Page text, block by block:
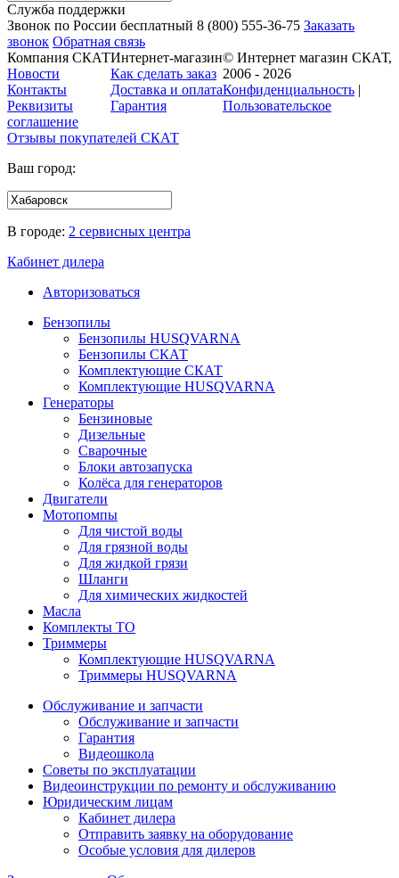
Служба поддержки
Звонок по России бесплатный 8 (800) 555-36-75 Заказать
звонок Обратная связь
Компания СКАТ
Новости
Контакты
Реквизиты
Интернет-магазин
Как сделать заказ
Доставка и оплата
Гарантия
© Интернет магазин СКАТ,
2006 - 2026
Конфиденциальность |
Пользовательское
соглашение
Отзывы покупателей СКАТ
Ваш город:
В городе: 2 сервисных центра
Кабинет дилера
Авторизоваться
Бензопилы
Бензопилы HUSQVARNA
Бензопилы СКАТ
Комплектующие СКАТ
Комплектующие HUSQVARNA
Генераторы
Бензиновые
Дизельные
Сварочные
Блоки автозапуска
Колёса для генераторов
Двигатели
Мотопомпы
Для чистой воды
Для грязной воды
Для жидкой грязи
Шланги
Для химических жидкостей
Масла
Комплекты ТО
Триммеры
Комплектующие HUSQVARNA
Триммеры HUSQVARNA
Обслуживание и запчасти
Обслуживание и запчасти
Гарантия
Видеошкола
Советы по эксплуатации
Видеоинструкции по ремонту и обслуживанию
Юридическим лицам
Кабинет дилера
Отправить заявку на оборудование
Особые условия для дилеров